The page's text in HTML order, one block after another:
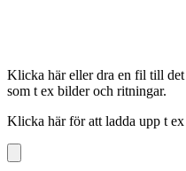
Klicka här eller dra en fil till
som t ex bilder och ritningar.
Klicka här för att ladda upp t